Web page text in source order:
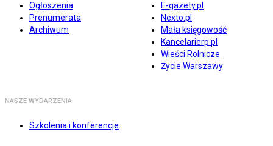
Ogłoszenia
Prenumerata
Archiwum
E-gazety.pl
Nexto.pl
Mała księgowość
Kancelarierp.pl
Wieści Rolnicze
Życie Warszawy
NASZE WYDARZENIA
Szkolenia i konferencje